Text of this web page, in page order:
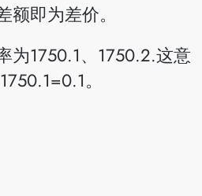
即为差价。
为1750.1、1750.2.这意
。